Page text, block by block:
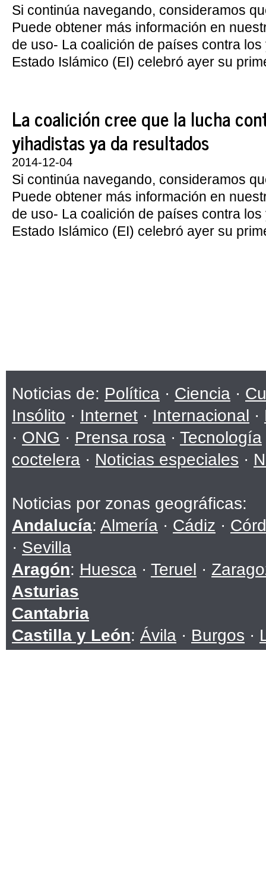
Si continúa navegando, consideramos
Puede obtener más información en
de uso- La coalición de países contra
Estado Islámico (EI) celebró ayer su
La coalición cree que la lucha
yihadistas ya da resultados
2014-12-04
Si continúa navegando, consideramos
Puede obtener más información en
de uso- La coalición de países contra
Estado Islámico (EI) celebró ayer su
Noticias de: Política · Ciencia ·
Insólito · Internet · Internacional ·
· ONG · Prensa rosa · Tecnología
coctelera · Noticias especiales ·
Noticias por zonas geográficas:
Andalucía: Almería · Cádiz ·
· Sevilla
Aragón: Huesca · Teruel ·
Asturias
Cantabria
Castilla y León: Ávila · Burgos ·